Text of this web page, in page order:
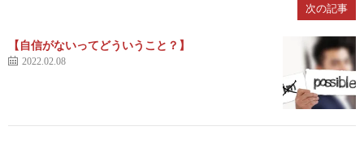
次の記事
【自信がないってどういうこと？】
2022.02.08